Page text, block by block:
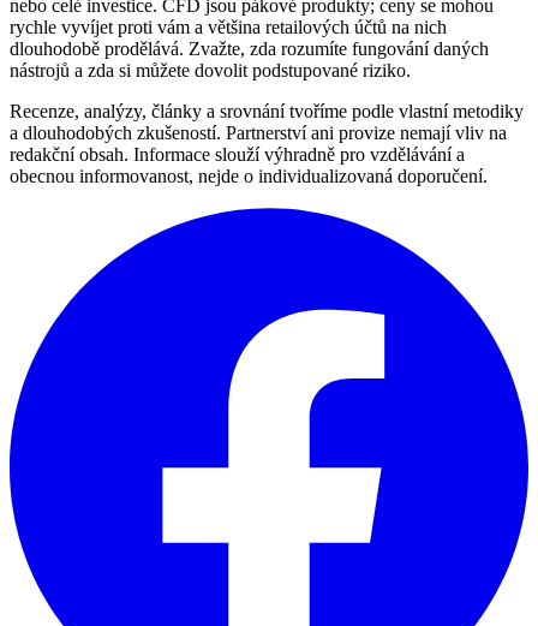
nebo celé investice. CFD jsou pákové produkty; ceny se mohou
rychle vyvíjet proti vám a většina retailových účtů na nich
dlouhodobě prodělává. Zvažte, zda rozumíte fungování daných
nástrojů a zda si můžete dovolit podstupované riziko.
Recenze, analýzy, články a srovnání tvoříme podle vlastní metodiky
a dlouhodobých zkušeností. Partnerství ani provize nemají vliv na
redakční obsah. Informace slouží výhradně pro vzdělávání a
obecnou informovanost, nejde o individualizovaná doporučení.